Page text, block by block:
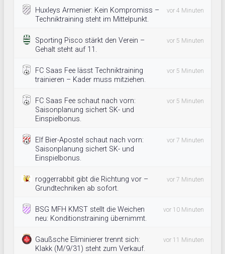
Huxleys Armenier: Kein Kompromiss –
Techniktraining steht im Mittelpunkt.
vor 4 Minuten
Sporting Pisco stärkt den Verein –
Gehalt steht auf 11.
vor 5 Minuten
FC Saas Fee lässt Techniktraining
trainieren – Kader muss mitziehen.
vor 5 Minuten
FC Saas Fee schaut nach vorn:
Saisonplanung sichert SK- und
Einspielbonus.
vor 5 Minuten
Elf Bier-Apostel schaut nach vorn:
Saisonplanung sichert SK- und
Einspielbonus.
vor 7 Minuten
roggerrabbit gibt die Richtung vor –
Grundtechniken ab sofort.
vor 7 Minuten
BSG MFH KMST stellt die Weichen
neu: Konditionstraining übernimmt.
vor 10 Minuten
Gaußsche Eliminierer trennt sich:
Klakk (M/9/31) steht zum Verkauf.
vor 11 Minuten